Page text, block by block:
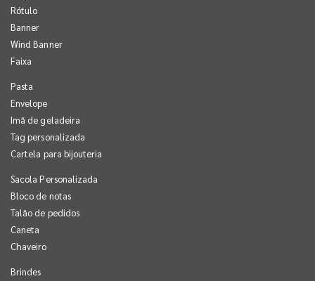
Rótulo
Banner
Wind Banner
Faixa
Pasta
Envelope
Imã de geladeira
Tag personalizada
Cartela para bijouteria
Sacola Personalizada
Bloco de notas
Talão de pedidos
Caneta
Chaveiro
Brindes